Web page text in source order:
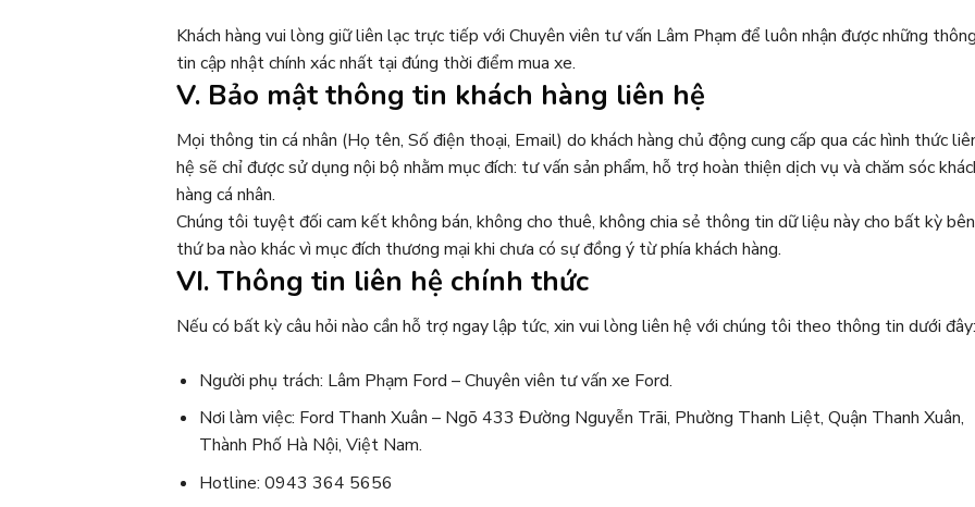
Khách hàng vui lòng giữ liên lạc trực tiếp với Chuyên viên tư vấn Lâm Phạm để luôn nhận được những thông
tin cập nhật chính xác nhất tại đúng thời điểm mua xe.
V. Bảo mật thông tin khách hàng liên hệ
Mọi thông tin cá nhân (Họ tên, Số điện thoại, Email) do khách hàng chủ động cung cấp qua các hình thức
hệ sẽ chỉ được sử dụng nội bộ nhằm mục đích: tư vấn sản phẩm, hỗ trợ hoàn thiện dịch vụ và chăm sóc
hàng cá nhân.
Chúng tôi tuyệt đối cam kết không bán, không cho thuê, không chia sẻ thông tin dữ liệu này cho bất kỳ bên
thứ ba nào khác vì mục đích thương mại khi chưa có sự đồng ý từ phía khách hàng.
VI. Thông tin liên hệ chính thức
Nếu có bất kỳ câu hỏi nào cần hỗ trợ ngay lập tức, xin vui lòng liên hệ với chúng tôi theo thông tin dưới đây:
Người phụ trách: Lâm Phạm Ford – Chuyên viên tư vấn xe Ford.
Nơi làm việc: Ford Thanh Xuân – Ngõ 433 Đường Nguyễn Trãi, Phường Thanh Liệt, Quận Thanh Xuân,
Thành Phố Hà Nội, Việt Nam.
Hotline: 0943 364 5656